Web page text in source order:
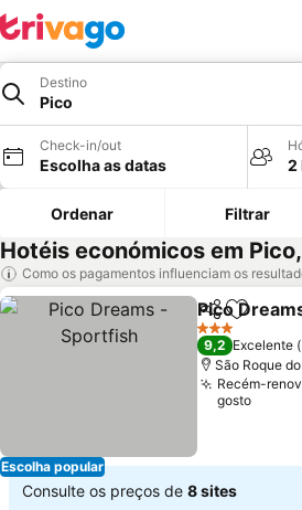
Destino
Pico
Check-in/out
Escolha as datas 2
Ordenar Filtrar
Hotéis económicos em
Como os pagamentos influenciam os
Escolha popular
Partilhar
Pico
3 Estrelas
9,2 Excelente
São Roque
Recém-
gosto
Consulte os preços de 8 sites